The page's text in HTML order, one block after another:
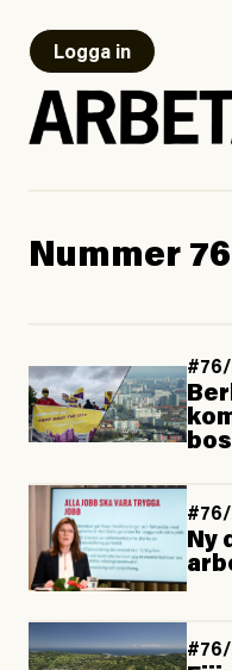
Logga in
Nummer
#76/
#76/
Ny
#76/